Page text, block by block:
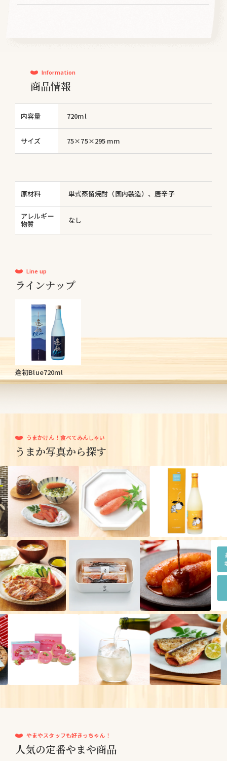
Information
商品情報
内容量 720ml
サイズ 75×75×295 mm
原材料 単式蒸留焼酎（国内製造）、唐辛子
アレルギー
物質
なし
Line up
ラインナップ
逢初Blue720ml
うまかけん！食べてみんしゃい
うまか写真から探す
やまやスタッフも好きっちゃん！
人気の定番やまや商品